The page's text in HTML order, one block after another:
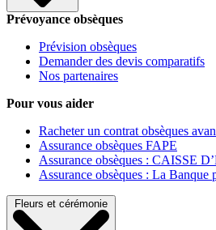
Prévoyance obsèques
Prévision obsèques
Demander des devis comparatifs
Nos partenaires
Pour vous aider
Racheter un contrat obsèques
Assurance obsèques FAPE
Assurance obsèques : CAISSE
Assurance obsèques : La Banque
Fleurs et cérémonie